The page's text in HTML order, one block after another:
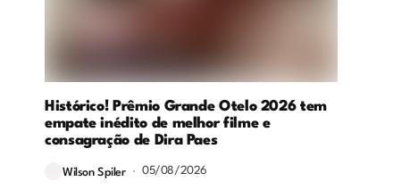
Histórico! Prêmio Grande Otelo 2026 tem
empate inédito de melhor filme e
consagração de Dira Paes
Wilson Spiler 05/08/2026